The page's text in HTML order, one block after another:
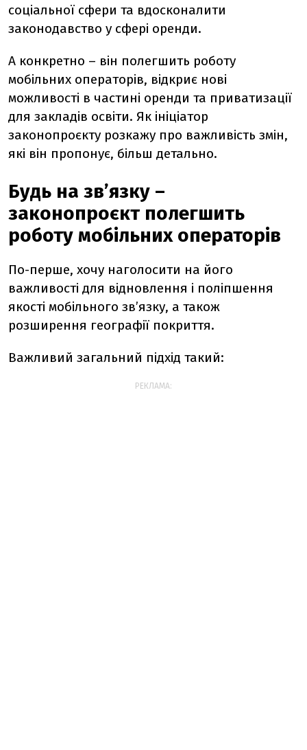
соціальної сфери та вдосконалити
законодавство у сфері оренди.
А конкретно – він полегшить роботу
мобільних операторів, відкриє нові
можливості в частині оренди та приватизації
для закладів освіти. Як ініціатор
законопроєкту розкажу про важливість змін,
які він пропонує, більш детально.
Будь на зв’язку –
законопроєкт полегшить
роботу мобільних операторів
По-перше, хочу наголосити на його
важливості для відновлення і поліпшення
якості мобільного зв’язку, а також
розширення географії покриття.
Важливий загальний підхід такий:
РЕКЛАМА: